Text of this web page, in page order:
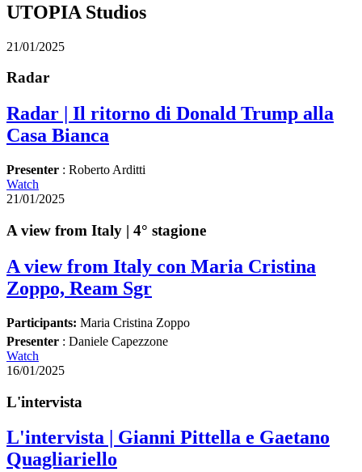
UTOPIA Studios
21/01/2025
Radar
Radar | Il ritorno di Donald Trump alla
Casa Bianca
Presenter : Roberto Arditti
Watch
21/01/2025
A view from Italy | 4° stagione
A view from Italy con Maria Cristina
Zoppo, Ream Sgr
Participants: Maria Cristina Zoppo
Presenter : Daniele Capezzone
Watch
16/01/2025
L'intervista
L'intervista | Gianni Pittella e Gaetano
Quagliariello